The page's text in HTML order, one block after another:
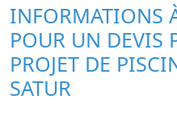
INFORMATIONS
POUR UN DEVIS
PROJET DE
SATUR